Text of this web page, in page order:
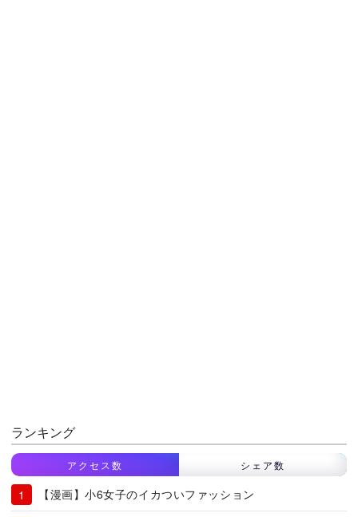
ランキング
アクセス数 シェア数
【漫画】小6女子のイカついファッション